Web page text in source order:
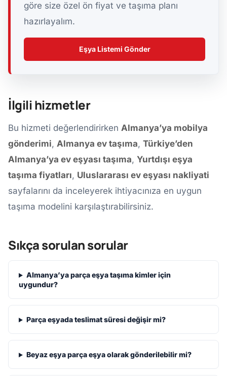
göre size özel ön fiyat ve taşıma planı
hazırlayalım.
Eşya Listemi Gönder
İlgili hizmetler
Bu hizmeti değerlendirirken Almanya’ya mobilya
gönderimi, Almanya ev taşıma, Türkiye’den
Almanya’ya ev eşyası taşıma, Yurtdışı eşya
taşıma fiyatları, Uluslararası ev eşyası nakliyati
sayfalarını da inceleyerek ihtiyacınıza en uygun
taşıma modelini karşılaştırabilirsiniz.
Sıkça sorulan sorular
Almanya’ya parça eşya taşıma kimler için
uygundur?
Parça eşyada teslimat süresi değişir mi?
Beyaz eşya parça eşya olarak gönderilebilir mi?